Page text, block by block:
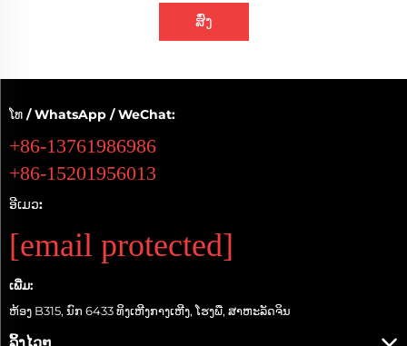
ສົ່ງ
ໂທ / WhatsApp / WeChat:
+86-13761986986
+86-15201956013
ອີເມວ:
[email protected]
ເພີ່ມ:
ຫ້ອງ B315, ນົກ 6433 ທິງເຫີງກາງເຫີງ, ໂຮງພື, ສາຫະລັດຈິນ